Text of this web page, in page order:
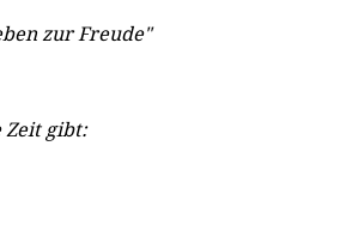
zur Freude"
Zeit gibt: